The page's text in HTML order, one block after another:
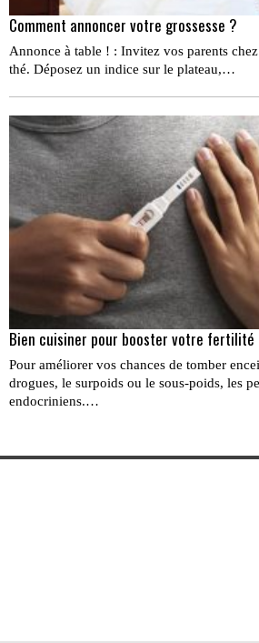
Comment annoncer votre grossesse ?
Annonce à table ! : Invitez vos parents
thé. Déposez un indice sur le plateau,…
Bien cuisiner pour booster votre fertilité
Pour améliorer vos chances de tomber
drogues, le surpoids ou le sous-poids, les
endocriniens.…